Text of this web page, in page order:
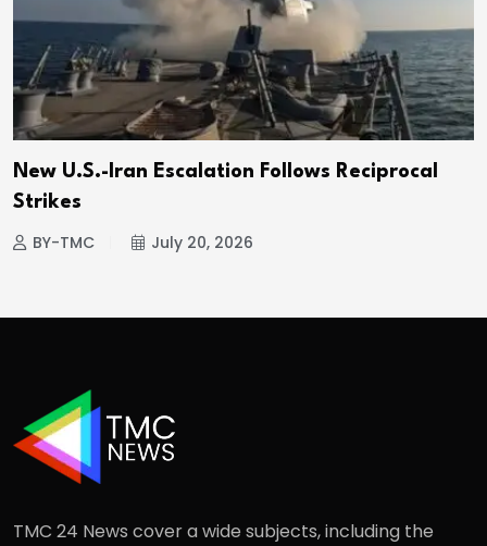
New U.S.-Iran Escalation Follows Reciprocal
Strikes
BY-TMC July 20, 2026
TMC 24 News cover a wide subjects, including the